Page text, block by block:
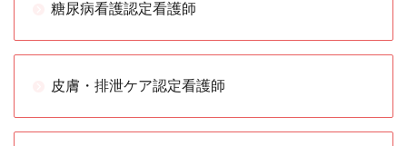
糖尿病看護認定看護師
皮膚・排泄ケア認定看護師